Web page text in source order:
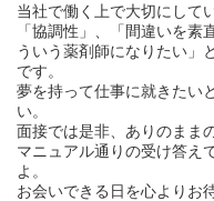
当社で働く上で大切にして
「協調性」、「間違いを素
ういう薬剤師になりたい」
です。
夢を持って仕事に就きたい
い。
面接では是非、ありのまま
マニュアル通りの受け答え
よ。
お会いできる日を心よりお